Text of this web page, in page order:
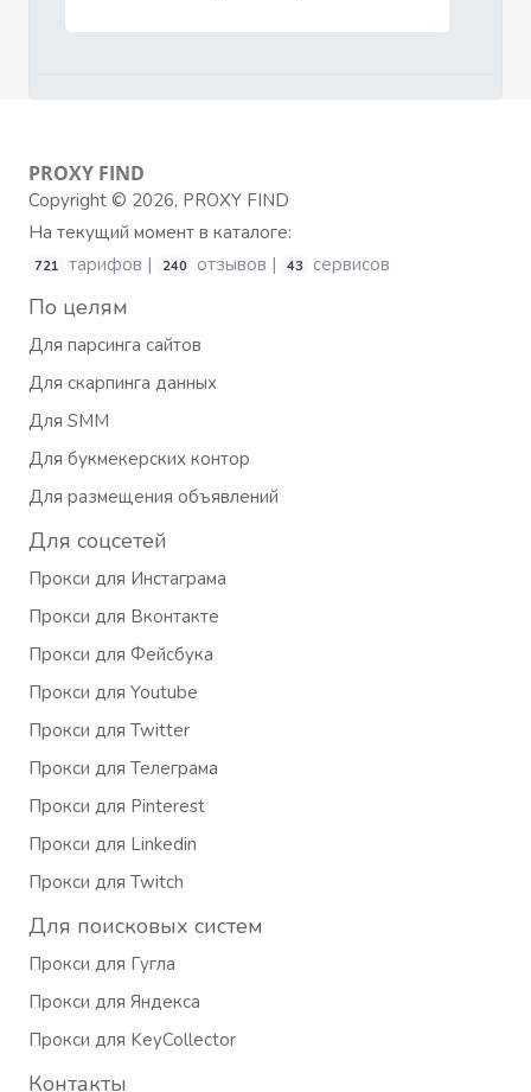
PROXY FIND
Copyright © 2026, PROXY FIND
На текущий момент в каталоге:
721 тарифов | 240 отзывов | 43 сервисов
По целям
Для парсинга сайтов
Для скарпинга данных
Для SMM
Для букмекерских контор
Для размещения объявлений
Для соцсетей
Прокси для Инстаграма
Прокси для Вконтакте
Прокси для Фейсбука
Прокси для Youtube
Прокси для Twitter
Прокси для Телеграма
Прокси для Pinterest
Прокси для Linkedin
Прокси для Twitch
Для поисковых систем
Прокси для Гугла
Прокси для Яндекса
Прокси для KeyCollector
Контакты